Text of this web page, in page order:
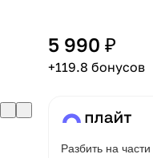
5 990 ₽
+119.8 бонусов
Разбить на части